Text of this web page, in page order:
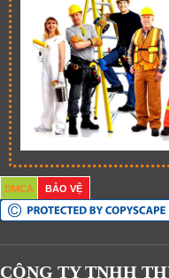
DMCA BẢO VỆ
CÔNG TY TNHH